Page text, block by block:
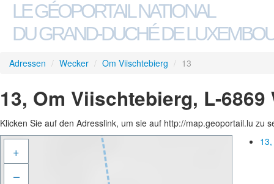
LE GÉOPORTAIL NATIONAL
DU GRAND-DUCHÉ DE
Adressen / Wecker / Om Viischtebierg / 13
13, Om Viischtebierg, L-6869
Klicken Sie auf den Adresslink, um sie auf http://map.geoportail.lu zu
+
–